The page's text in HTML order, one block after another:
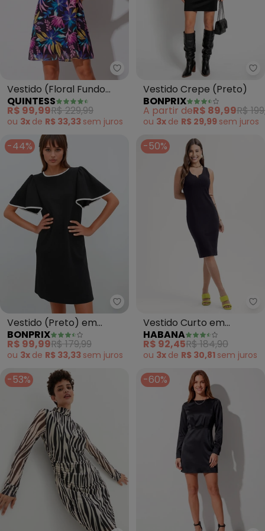
Quintess - Vestido (Floral
Vestido (Floral Fundo
Preto) em Tule
QUINTESS
R$ 99,99R$ 229,99
ou 3x de R$ 33,33 sem juros
Vestido Crepe (Preto)
BONPRIX
A partir deR$ 89,99R$
ou 3x de R$ 29,99 sem juros
-44%
bonprix - Vestido (Preto) em
Vestido (Preto) em
Malha Crepe
BONPRIX
R$ 99,99R$ 179,99
ou 3x de R$ 33,33 sem juros
-50%
Vestido Curto em
Canelado (Preto)
HABANA
R$ 92,45R$ 184,90
ou 3x de R$ 30,81 sem juros
-53% -60%